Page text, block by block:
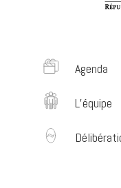
Agenda
L’équipe